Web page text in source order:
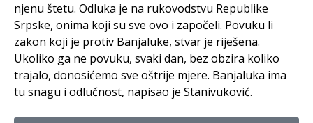
njenu štetu. Odluka je na rukovodstvu Republike
Srpske, onima koji su sve ovo i započeli. Povuku li
zakon koji je protiv Banjaluke, stvar je riješena.
Ukoliko ga ne povuku, svaki dan, bez obzira koliko
trajalo, donosićemo sve oštrije mjere. Banjaluka ima
tu snagu i odlučnost, napisao je Stanivuković.